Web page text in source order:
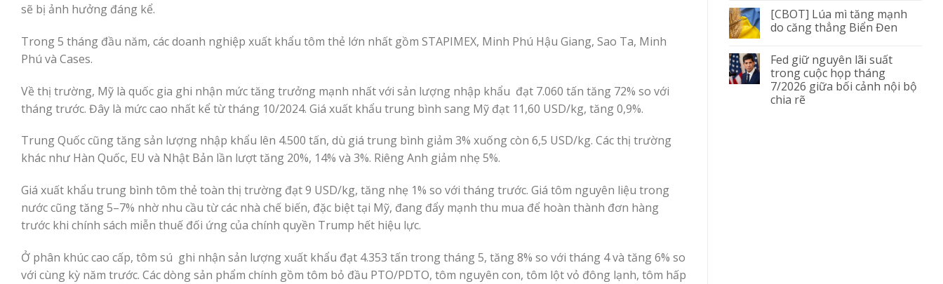
sẽ bị ảnh hưởng đáng kể.
Trong 5 tháng đầu năm, các doanh nghiệp xuất khẩu tôm thẻ lớn nhất gồm STAPIMEX, Minh Phú Hậu Giang, Sao Ta, Minh
Phú và Cases.
Về thị trường, Mỹ là quốc gia ghi nhận mức tăng trưởng mạnh nhất với sản lượng nhập khẩu đạt 7.060 tấn tăng 72% so với
tháng trước. Đây là mức cao nhất kể từ tháng 10/2024. Giá xuất khẩu trung bình sang Mỹ đạt 11,60 USD/kg, tăng 0,9%.
Trung Quốc cũng tăng sản lượng nhập khẩu lên 4.500 tấn, dù giá trung bình giảm 3% xuống còn 6,5 USD/kg. Các thị trường
khác như Hàn Quốc, EU và Nhật Bản lần lượt tăng 20%, 14% và 3%. Riêng Anh giảm nhẹ 5%.
Giá xuất khẩu trung bình tôm thẻ toàn thị trường đạt 9 USD/kg, tăng nhẹ 1% so với tháng trước. Giá tôm nguyên liệu trong
nước cũng tăng 5–7% nhờ nhu cầu từ các nhà chế biến, đặc biệt tại Mỹ, đang đẩy mạnh thu mua để hoàn thành đơn hàng
trước khi chính sách miễn thuế đối ứng của chính quyền Trump hết hiệu lực.
Ở phân khúc cao cấp, tôm sú ghi nhận sản lượng xuất khẩu đạt 4.353 tấn trong tháng 5, tăng 8% so với tháng 4 và tăng 6% so
với cùng kỳ năm trước. Các dòng sản phẩm chính gồm tôm bỏ đầu PTO/PDTO, tôm nguyên con, tôm lột vỏ đông lạnh, tôm hấp
[CBOT] Lúa mì tăng mạnh
do căng thẳng Biển Đen
Fed giữ nguyên lãi suất
trong cuộc họp tháng
7/2026 giữa bối cảnh nội bộ
chia rẽ